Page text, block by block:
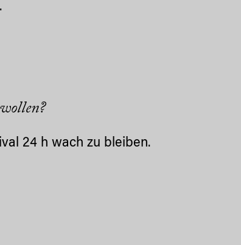
24 h wach zu bleiben.